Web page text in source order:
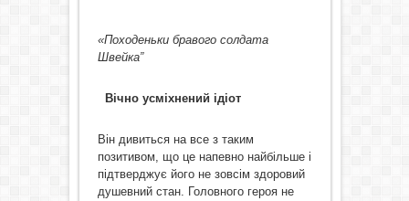
«Походеньки бравого солдата
Швейка”
Вічно усміхнений ідіот
Він дивиться на все з таким
позитивом, що це напевно найбільше і
підтверджує його не зовсім здоровий
душевний стан. Головного героя не